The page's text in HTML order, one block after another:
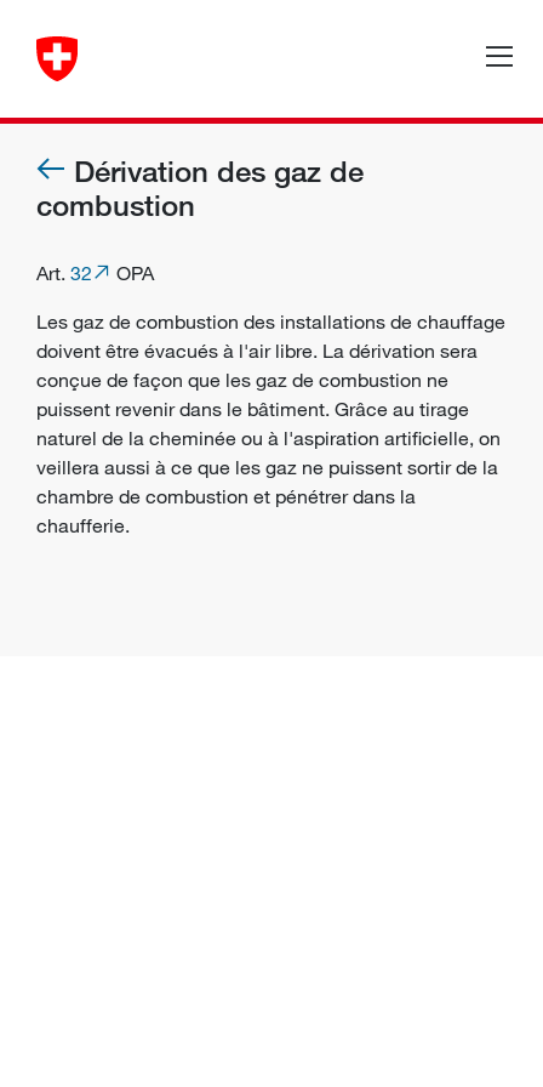
Dérivation des gaz de
combustion
Art. 32
OPA
Les gaz de combustion des installations de chauffage
doivent être évacués à l'air libre. La dérivation sera
conçue de façon que les gaz de combustion ne
puissent revenir dans le bâtiment. Grâce au tirage
naturel de la cheminée ou à l'aspiration artificielle, on
veillera aussi à ce que les gaz ne puissent sortir de la
chambre de combustion et pénétrer dans la
chaufferie.